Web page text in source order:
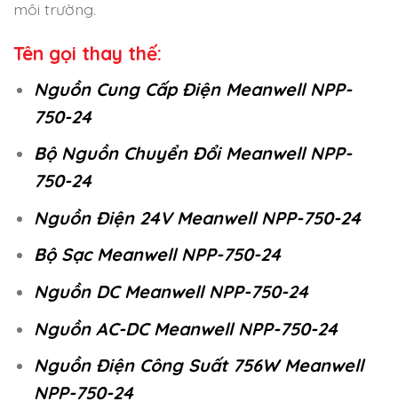
môi trường.
Tên gọi thay thế:
Nguồn Cung Cấp Điện Meanwell NPP-
750-24
Bộ Nguồn Chuyển Đổi Meanwell NPP-
750-24
Nguồn Điện 24V Meanwell NPP-750-24
Bộ Sạc Meanwell NPP-750-24
Nguồn DC Meanwell NPP-750-24
Nguồn AC-DC Meanwell NPP-750-24
Nguồn Điện Công Suất 756W Meanwell
NPP-750-24